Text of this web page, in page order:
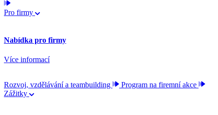
Pro firmy
Nabídka pro firmy
Více informací
Rozvoj, vzdělávání a teambuilding
Program na firemní akce
Zážitky